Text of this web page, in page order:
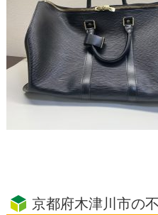
京都府木津川市の